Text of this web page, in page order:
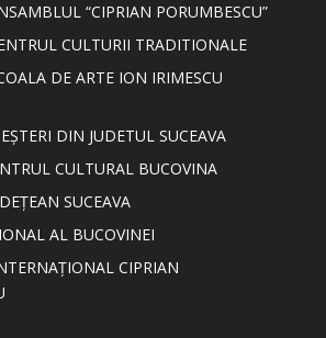
“CIPRIAN PORUMBESCU”
CULTURII TRADITIONALE
DE ARTE ION IRIMESCU
DIN JUDETUL SUCEAVA
CULTURAL BUCOVINA
SUCEAVA
AL BUCOVINEI
CIPRIAN